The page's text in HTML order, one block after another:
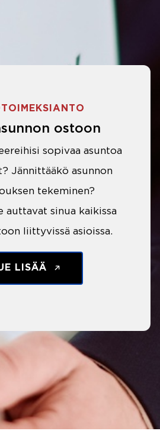
ostoon
sopivaa asuntoa
Jännittääkö asunnon
tekeminen?
auttavat sinua kaikissa
liittyvissä asioissa.
LISÄÄ